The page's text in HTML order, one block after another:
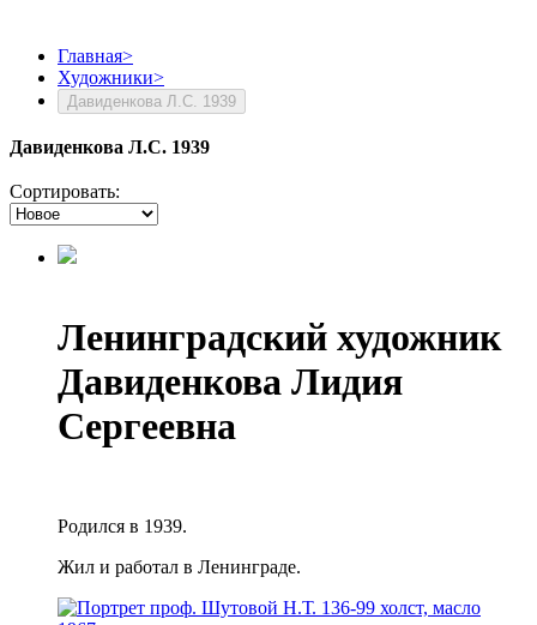
Главная>
Художники>
Давиденкова Л.С. 1939
Давиденкова Л.С. 1939
Сортировать:
Ленинградский художник
Давиденкова Лидия
Сергеевна
Родился в 1939.
Жил и работал в Ленинграде.